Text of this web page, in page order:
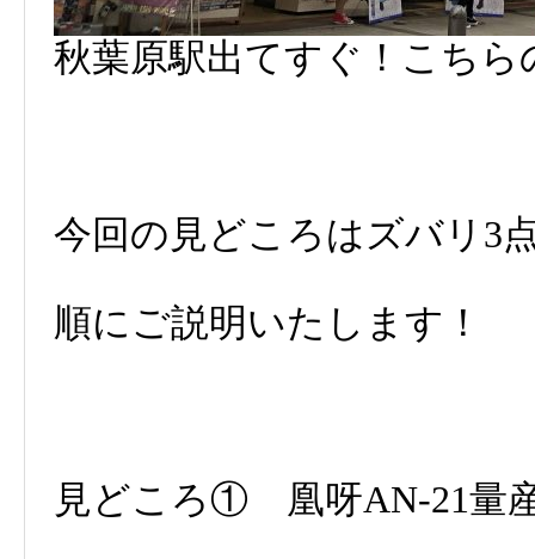
秋葉原駅出てすぐ！こちら
今回の見どころはズバリ3
順にご説明いたします！
見どころ① 凰呀AN-21量